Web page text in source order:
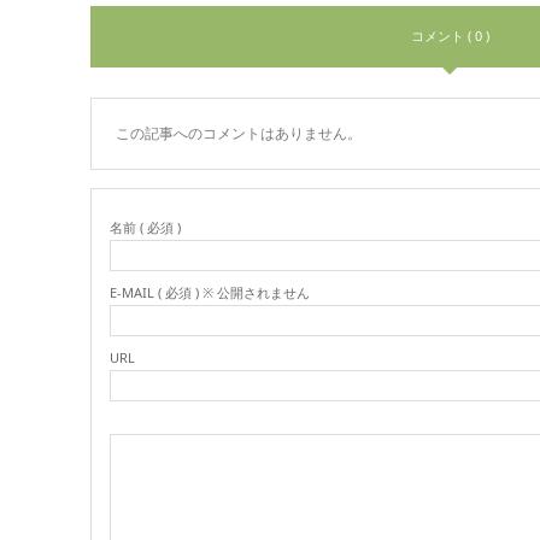
コメント ( 0 )
この記事へのコメントはありません。
名前 ( 必須 )
E-MAIL ( 必須 ) ※ 公開されません
URL